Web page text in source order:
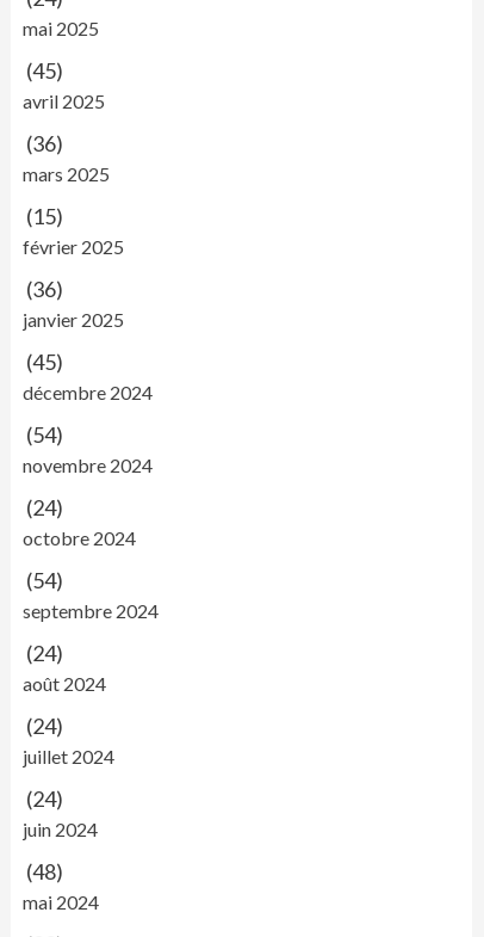
mai 2025
(45)
avril 2025
(36)
mars 2025
(15)
février 2025
(36)
janvier 2025
(45)
décembre 2024
(54)
novembre 2024
(24)
octobre 2024
(54)
septembre 2024
(24)
août 2024
(24)
juillet 2024
(24)
juin 2024
(48)
mai 2024